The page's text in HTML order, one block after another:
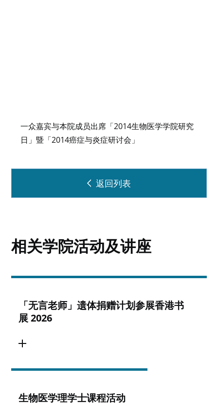
一众嘉宾与本院成员出席「2014生物医学学院研究
日」暨「2014癌症与炎症研讨会」
返回列表
相关学院活动及讲座
「无言老师」遗体捐赠计划参展香港书
展 2026
生物医学理学士课程活动